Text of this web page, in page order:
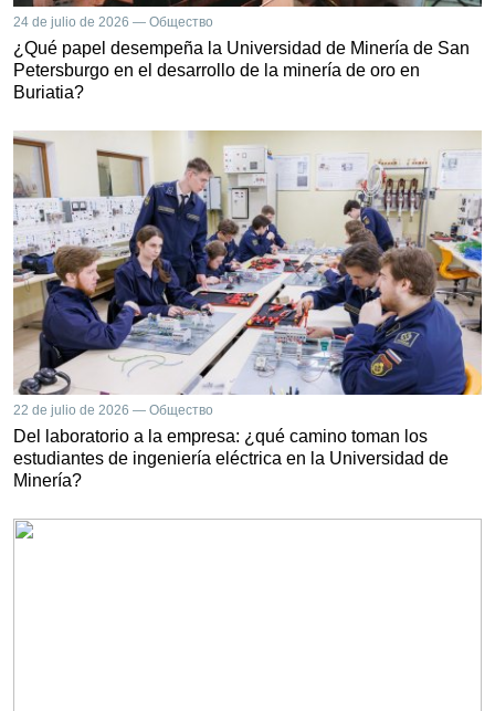
24 de julio de 2026 — Общество
¿Qué papel desempeña la Universidad de Minería de San
Petersburgo en el desarrollo de la minería de oro en
Buriatia?
22 de julio de 2026 — Общество
Del laboratorio a la empresa: ¿qué camino toman los
estudiantes de ingeniería eléctrica en la Universidad de
Minería?